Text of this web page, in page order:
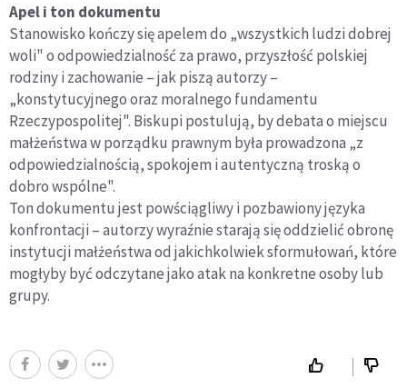
Apel i ton dokumentu
Stanowisko kończy się apelem do „wszystkich ludzi dobrej
woli" o odpowiedzialność za prawo, przyszłość polskiej
rodziny i zachowanie – jak piszą autorzy –
„konstytucyjnego oraz moralnego fundamentu
Rzeczypospolitej". Biskupi postulują, by debata o miejscu
małżeństwa w porządku prawnym była prowadzona „z
odpowiedzialnością, spokojem i autentyczną troską o
dobro wspólne".
Ton dokumentu jest powściągliwy i pozbawiony języka
konfrontacji – autorzy wyraźnie starają się oddzielić obronę
instytucji małżeństwa od jakichkolwiek sformułowań, które
mogłyby być odczytane jako atak na konkretne osoby lub
grupy.